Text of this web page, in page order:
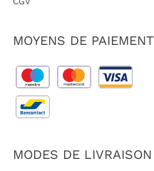
MOYENS DE PAIEMENT
MODES DE LIVRAISON